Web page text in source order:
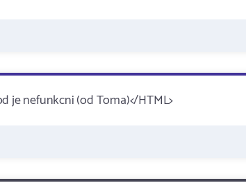
je nefunkcni (od Toma)</HTML>